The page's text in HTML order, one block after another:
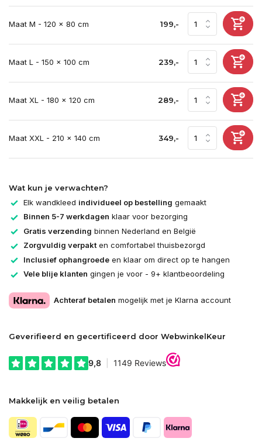
Maat M - 120 x 80 cm 199,-
Maat L - 150 x 100 cm 239,-
Maat XL - 180 x 120 cm 289,-
Maat XXL - 210 x 140 cm 349,-
Wat kun je verwachten?
Elk wandkleed individueel op bestelling gemaakt
Binnen 5-7 werkdagen klaar voor bezorging
Gratis verzending binnen Nederland en België
Zorgvuldig verpakten comfortabel thuisbezorgd
Inclusief ophangroede en klaar om direct op te hangen
Vele blije klanten gingen je voor - 9+ klantbeoordeling
Achteraf betalen mogelijk met je Klarna account
Geverifieerd en gecertificeerd door WebwinkelKeur
Makkelijk en veilig betalen